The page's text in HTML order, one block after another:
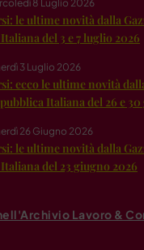
8 Luglio 2026
le ultime novità dalla
del 3 e 7 luglio 2026
3 Luglio 2026
ecco le ultime novità
Italiana del 26 e
26 Giugno 2026
le ultime novità dalla
del 23 giugno 2026
Lavoro &